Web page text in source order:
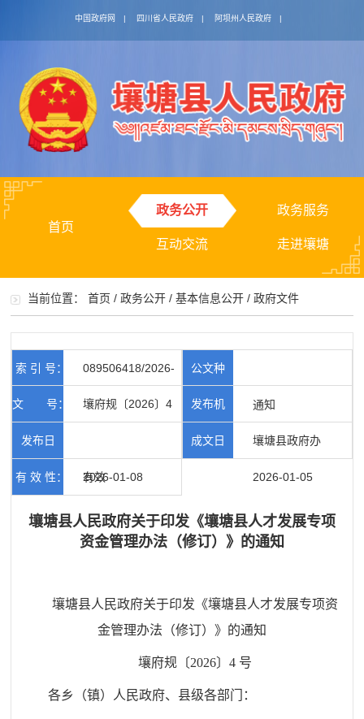
中国政府网 | 四川省人民政府 | 阿坝州人民政府 |
首页
政务公开 政务服务
互动交流 走进壤塘
当前位置：首页 /政务公开 /基本信息公开 /政府文件
索 引 号： 089506418/2026-
00024
公文种
类： 通知
文 号： 壤府规〔2026〕4
号
发布机
构： 壤塘县政府办
发布日
期： 2026-01-08
成文日
2026-01-05
有 效 性： 有效
壤塘县人民政府关于印发《壤塘县人才发展专项
资金管理办法（修订）》的通知
壤塘县人民政府关于印发《壤塘县人才发展专项资
金管理办法 （修订）》的通知
壤府规〔2026〕4 号
各乡（镇）人民政府、县级各部门：